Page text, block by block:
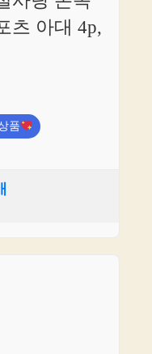
츠 아대 4p,
품